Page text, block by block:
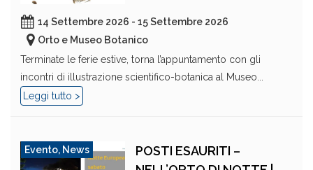
14 Settembre 2026 - 15 Settembre 2026
Orto e Museo Botanico
Terminate le ferie estive, torna l’appuntamento con gli
incontri di illustrazione scientifico-botanica al Museo...
Leggi tutto >
Evento, News
POSTI ESAURITI –